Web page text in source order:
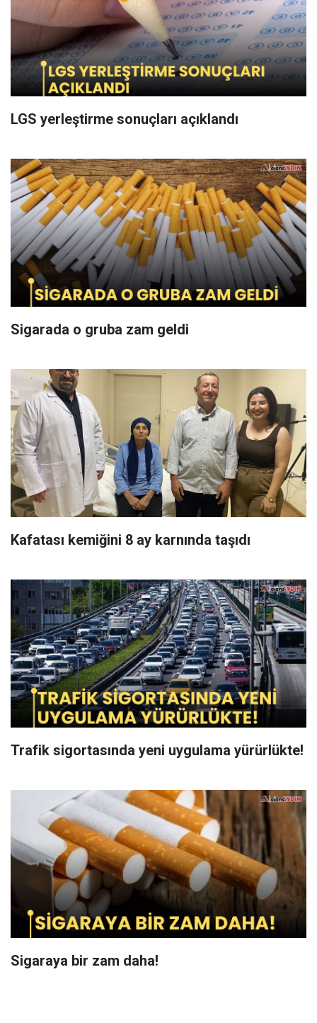
LGS yerleştirme sonuçları açıklandı
Sigarada o gruba zam geldi
Kafatası kemiğini 8 ay karnında taşıdı
Trafik sigortasında yeni uygulama yürürlükte!
Sigaraya bir zam daha!